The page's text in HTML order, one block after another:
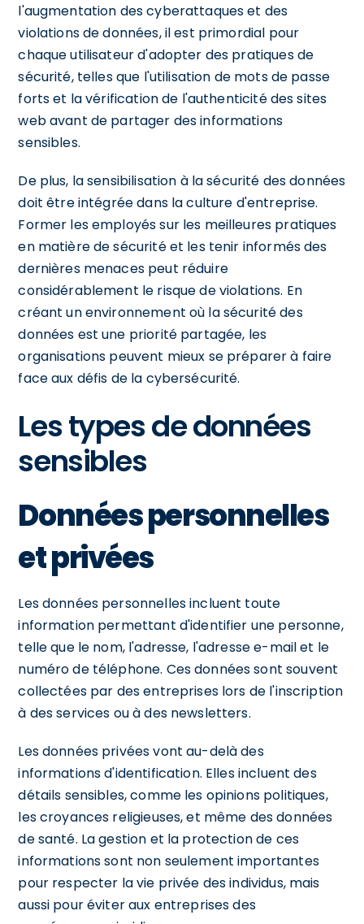
l'augmentation des cyberattaques et des
violations de données, il est primordial pour
chaque utilisateur d'adopter des pratiques de
sécurité, telles que l'utilisation de mots de passe
forts et la vérification de l'authenticité des sites
web avant de partager des informations
sensibles.
De plus, la sensibilisation à la sécurité des données
doit être intégrée dans la culture d'entreprise.
Former les employés sur les meilleures pratiques
en matière de sécurité et les tenir informés des
dernières menaces peut réduire
considérablement le risque de violations. En
créant un environnement où la sécurité des
données est une priorité partagée, les
organisations peuvent mieux se préparer à faire
face aux défis de la cybersécurité.
Les types de données
sensibles
Données personnelles
et privées
Les données personnelles incluent toute
information permettant d'identifier une personne,
telle que le nom, l'adresse, l'adresse e-mail et le
numéro de téléphone. Ces données sont souvent
collectées par des entreprises lors de l'inscription
à des services ou à des newsletters.
Les données privées vont au-delà des
informations d'identification. Elles incluent des
détails sensibles, comme les opinions politiques,
les croyances religieuses, et même des données
de santé. La gestion et la protection de ces
informations sont non seulement importantes
pour respecter la vie privée des individus, mais
aussi pour éviter aux entreprises des